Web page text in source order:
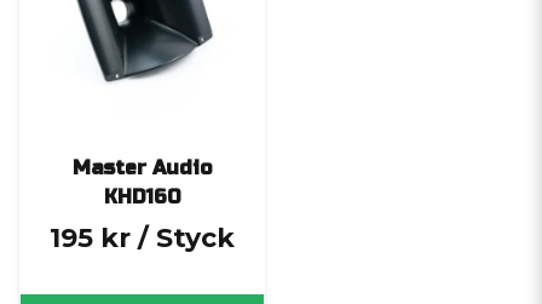
Master Audio
KHD160
195 kr / Styck